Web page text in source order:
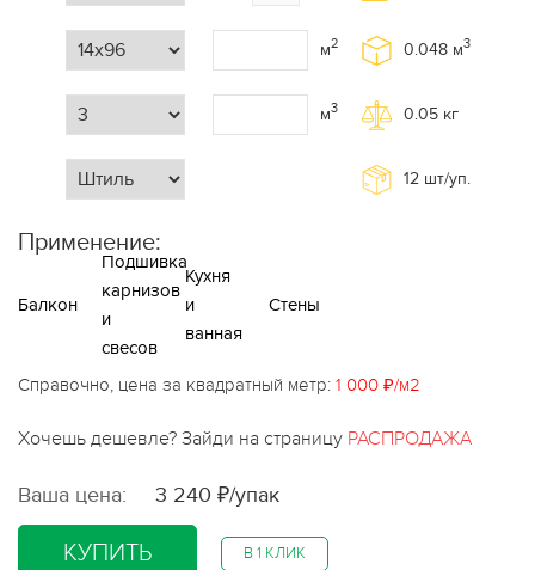
м2
м3
0.048 м3
0.05 кг
12 шт/уп.
Применение:
Балкон
Подшивка
карнизов
и
свесов
Кухня
и
ванная
Стены
Справочно, цена за квадратный метр: 1 000 ₽/м2
Хочешь дешевле? Зайди на страницу РАСПРОДАЖА
Ваша цена: 3 240 ₽/упак
КУПИТЬ В 1 КЛИК